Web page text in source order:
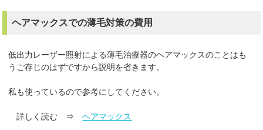
ヘアマックスでの薄毛対策の費用
低出力レーザー照射による薄毛治療器のヘアマックスのことはも
うご存じのはずですから説明を省きます。
私も使っているので参考にしてください。
詳しく読む ⇒ヘアマックス